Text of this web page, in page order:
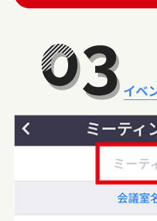
イベ